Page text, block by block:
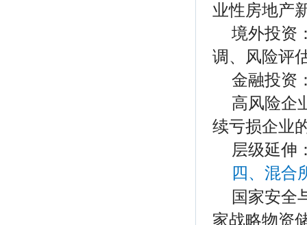
业性房地产
境外投资
调、风险评
金融投资
高风险企
续亏损企业
层级延伸
四、混合
国家安全
家战略物资